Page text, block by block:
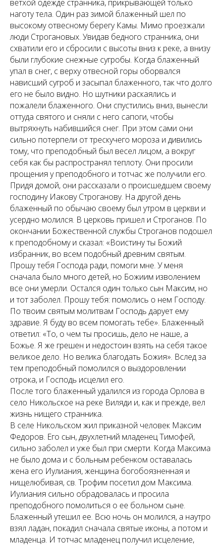
ветхой одежде странника, прикрывающей только
наготу тела. Один раз зимой блаженный шел по
высокому отвесному берегу Камы. Мимо проезжали
люди Строгановых. Увидав бедного странника, они
схватили его и сбросили с высоты вниз к реке, а внизу
были глубокие снежные сугробы. Когда блаженный
упал в снег, с верху отвесной горы оборвался
нависший сугроб и засыпал блаженного, так что долго
его не было видно. Но шутники раскаялись и
пожалели блаженного. Они спустились вниз, вынесли
оттуда святого и сняли с него сапоги, чтобы
вытряхнуть набившийся снег. При этом сами они
сильно потерпели от трескучего мороза и дивились
тому, что преподобный был весел лицом, а вокруг
себя как бы распространял теплоту. Они просили
прощения у преподобного и тотчас же получили его.
Придя домой, они рассказали о происшедшем своему
господину Иакову Строганову. На другой день
блаженный по обычаю своему был утром в церкви и
усердно молился. В церковь пришел и Строганов. По
окончании Божественной службы Строганов подошел
к преподобному и сказал: «Воистину ты Божий
избранник, во всем подобный древним святым.
Прошу тебя Господа ради, помоги мне. У меня
сначала было много детей, но Божиим изволением
все они умерли. Остался один только сын Максим, но
и тот заболел. Прошу тебя: помолись о нем Господу.
По твоим святым молитвам Господь дарует ему
здравие. Я буду во всем помогать тебе». Блаженный
ответил: «То, о чем ты просишь, дело не наше, а
Божье. Я же грешен и недостоин взять на себя такое
великое дело. Но велика благодать Божия». Вслед за
тем преподобный помолился о выздоровлении
отрока, и Господь исцелил его.
После того блаженный удалился из города Орлова в
село Никольское на реке Виляди и, как и прежде, вел
жизнь нищего странника.
В селе Никольском жил приказной человек Максим
Федоров. Его сын, двухлетний младенец Тимофей,
сильно заболел и уже был при смерти. Когда Максима
не было дома и с больным ребенком оставалась
жена его Иулиания, женщина богобоязненная и
нищелюбивая, св. Трофим посетил дом Максима.
Иулиания сильно обрадовалась и просила
преподобного помолиться о ее больном сыне.
Блаженный утешил ее. Всю ночь он молился, а наутро
взял ладан, покадил сначала святые иконы, а потом и
младенца. И тотчас младенец получил исцеление,